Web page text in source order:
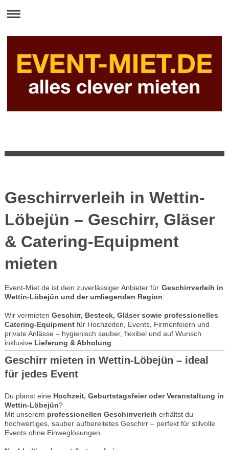
Geschirrverleih in Wettin-
Löbejün – Geschirr, Gläser
& Catering-Equipment
mieten
Event-Miet.de ist dein zuverlässiger Anbieter für Geschirrverleih in
Wettin-Löbejün und der umliegenden Region
Wir vermieten Geschirr, Besteck, Gläser sowie professionelles
Catering-Equipmentfür Hochzeiten, Events, Firmenfeiern und
private Anlässe – hygienisch sauber, flexibel und auf Wunsch
inklusive Lieferung & Abholung
Geschirr mieten in Wettin-Löbejün – ideal
für jedes Event
Du planst eine Hochzeit, Geburtstagsfeier oder Veranstaltung in
Wettin-Löbejün?
Mit unserem professionellen Geschirrverleih erhältst du
hochwertiges, sauber aufbereitetes Geschirr – perfekt für stilvolle
Events ohne Einweglösungen.